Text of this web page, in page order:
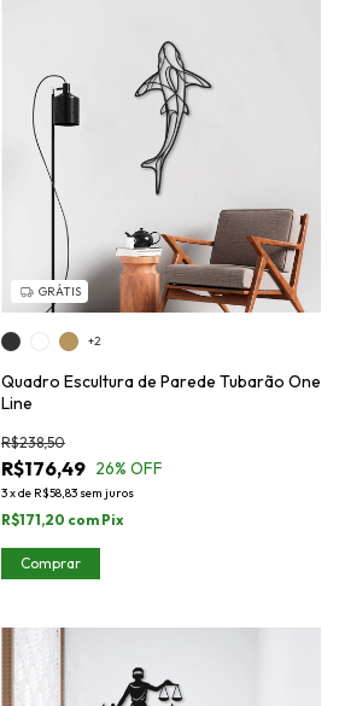
GRÁTIS
Quadro Escultura de Parede Tubarão One
Line
R$176,49
R$238,50
26% OFF
3xde R$58,83 sem juros
R$171,20 com Pix
+2
Comprar